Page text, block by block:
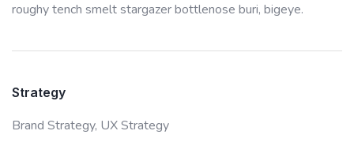
roughy tench smelt stargazer bottlenose buri, bigeye.
Strategy
Brand Strategy, UX Strategy